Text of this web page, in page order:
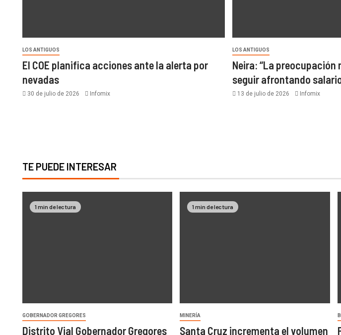
LOS ANTIGUOS
El COE planifica acciones ante la alerta por
nevadas
30 de julio de 2026 Infomix
LOS ANTIGUOS
Neira: “La preocupación
seguir afrontando
13 de julio de 2026 Infomix
TE PUEDE INTERESAR
1 min de lectura
GOBERNADOR GREGORES
Distrito Vial Gobernador Gregores
1 min de lectura
MINERÍA
Santa Cruz incrementa el volumen